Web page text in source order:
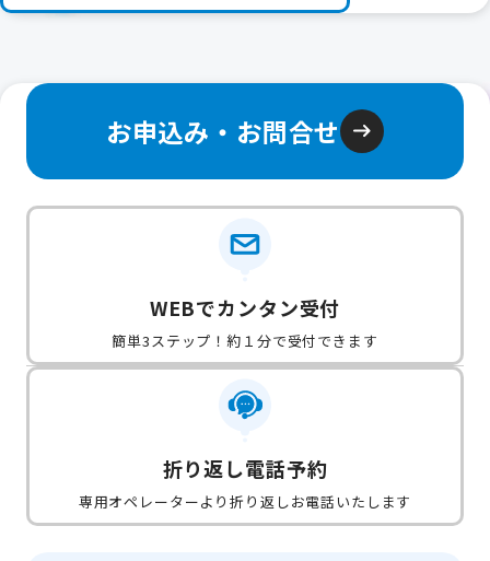
お申込み・お問合せ
WEBでカンタン受付
簡単3ステップ！約１分で受付できます
折り返し電話予約
専用オペレーターより折り返しお電話いたします